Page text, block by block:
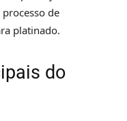
de
platinado.
do